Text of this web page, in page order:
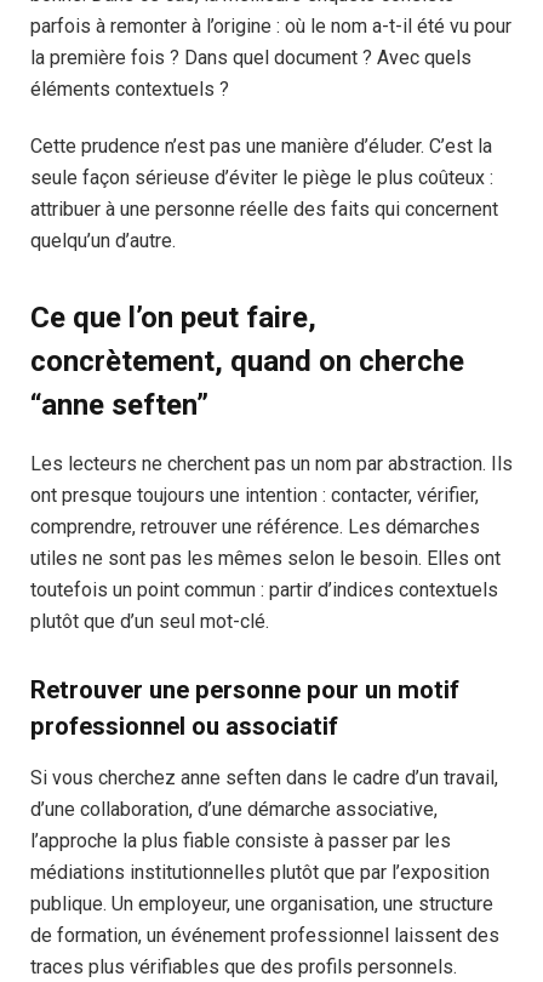
parfois à remonter à l’origine : où le nom a-t-il été vu pour
la première fois ? Dans quel document ? Avec quels
éléments contextuels ?
Cette prudence n’est pas une manière d’éluder. C’est la
seule façon sérieuse d’éviter le piège le plus coûteux :
attribuer à une personne réelle des faits qui concernent
quelqu’un d’autre.
Ce que l’on peut faire,
concrètement, quand on cherche
“anne seften”
Les lecteurs ne cherchent pas un nom par abstraction. Ils
ont presque toujours une intention : contacter, vérifier,
comprendre, retrouver une référence. Les démarches
utiles ne sont pas les mêmes selon le besoin. Elles ont
toutefois un point commun : partir d’indices contextuels
plutôt que d’un seul mot-clé.
Retrouver une personne pour un motif
professionnel ou associatif
Si vous cherchez anne seften dans le cadre d’un travail,
d’une collaboration, d’une démarche associative,
l’approche la plus fiable consiste à passer par les
médiations institutionnelles plutôt que par l’exposition
publique. Un employeur, une organisation, une structure
de formation, un événement professionnel laissent des
traces plus vérifiables que des profils personnels.